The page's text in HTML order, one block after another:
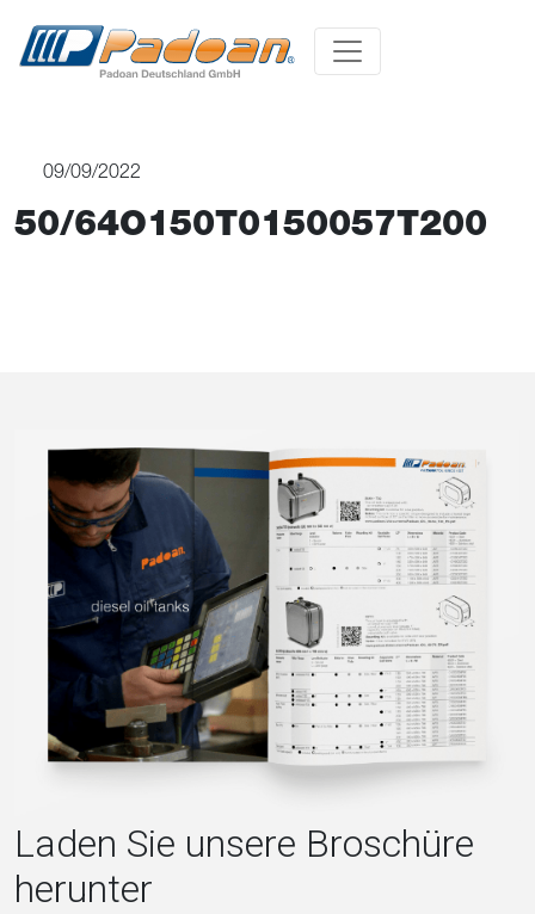
09/09/2022
50/64O150T0150057T200
Laden Sie unsere Broschüre
herunter